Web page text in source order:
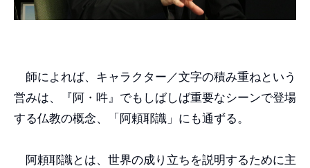
師によれば、キャラクター／文字の積み重ねという
営みは、『阿・吽』でもしばしば重要なシーンで登場
する仏教の概念、「阿頼耶識」にも通ずる。
阿頼耶識とは、世界の成り立ちを説明するために主